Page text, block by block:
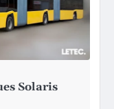
Solaris